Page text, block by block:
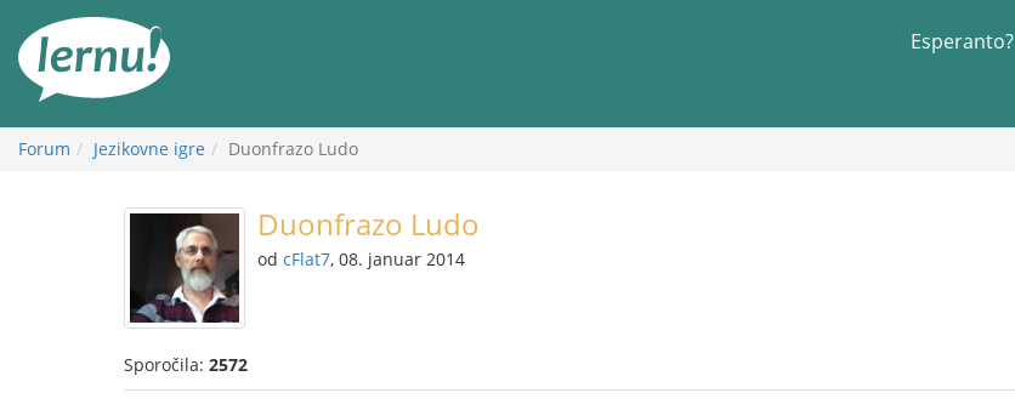
vsebini
Esperanto?
Forum Jezikovne igre Duonfrazo Ludo
Duonfrazo Ludo
od cFlat7, 08. januar 2014
Sporočila: 2572